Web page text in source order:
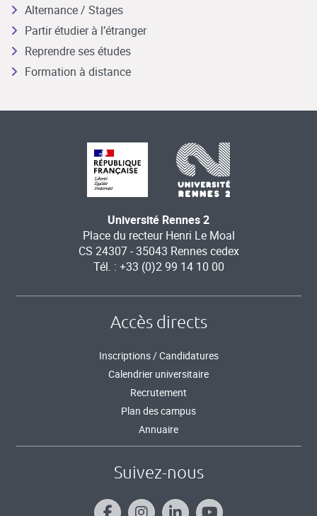
Alternance / Stages
Partir étudier à l’étranger
Reprendre ses études
Formation à distance
Université Rennes 2
Place du recteur Henri Le Moal
CS 24307 - 35043 Rennes cedex
Tél. : +33 (0)2 99 14 10 00
Accès directs
Inscriptions / Candidatures
Calendrier universitaire
Recrutement
Plan des campus
Annuaire
Suivez-nous